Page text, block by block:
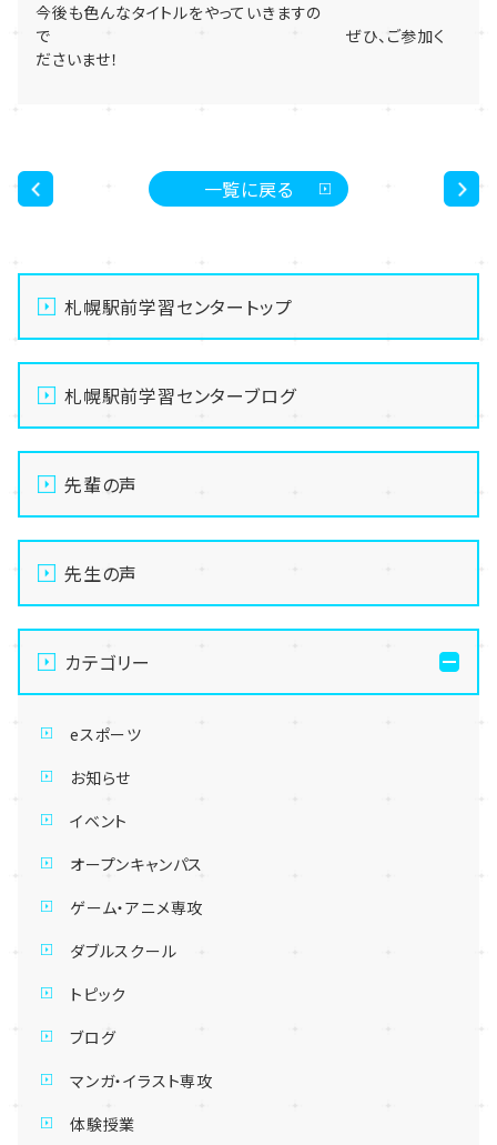
今後も色んなタイトルをやっていきますの
で ぜひ、ご参加く
ださいませ！
一覧に戻る
札幌駅前学習センタートップ
札幌駅前学習センターブログ
先輩の声
先生の声
カテゴリー
eスポーツ
お知らせ
イベント
オープンキャンパス
ゲーム・アニメ専攻
ダブルスクール
トピック
ブログ
マンガ・イラスト専攻
体験授業